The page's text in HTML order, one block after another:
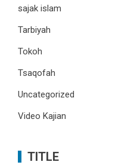
sajak islam
Tarbiyah
Tokoh
Tsaqofah
Uncategorized
Video Kajian
TITLE